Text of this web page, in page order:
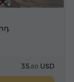
35.80 USD